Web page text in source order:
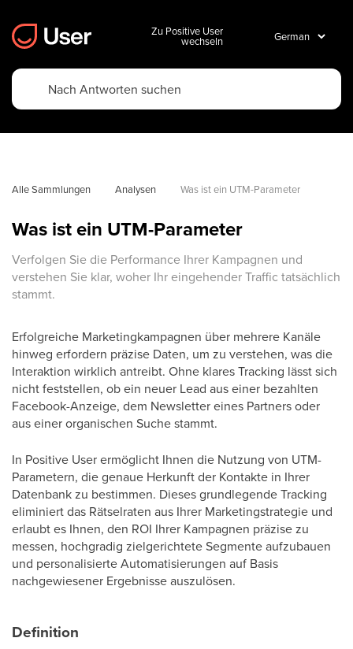
Zu Positive User
wechseln
Alle Sammlungen Analysen Was ist ein UTM-Parameter
Was ist ein UTM-Parameter
Verfolgen Sie die Performance Ihrer Kampagnen und
verstehen Sie klar, woher Ihr eingehender Traffic tatsächlich
stammt.
Erfolgreiche Marketingkampagnen über mehrere Kanäle
hinweg erfordern präzise Daten, um zu verstehen, was die
Interaktion wirklich antreibt. Ohne klares Tracking lässt sich
nicht feststellen, ob ein neuer Lead aus einer bezahlten
Facebook-Anzeige, dem Newsletter eines Partners oder
aus einer organischen Suche stammt.
In Positive User ermöglicht Ihnen die Nutzung von UTM-
Parametern, die genaue Herkunft der Kontakte in Ihrer
Datenbank zu bestimmen. Dieses grundlegende Tracking
eliminiert das Rätselraten aus Ihrer Marketingstrategie und
erlaubt es Ihnen, den ROI Ihrer Kampagnen präzise zu
messen, hochgradig zielgerichtete Segmente aufzubauen
und personalisierte Automatisierungen auf Basis
nachgewiesener Ergebnisse auszulösen.
Definition